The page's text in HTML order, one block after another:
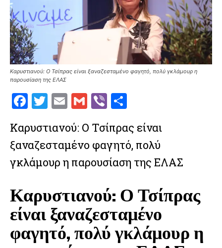
Καρυστιανού: Ο Τσίπρας είναι ξαναζεσταμένο φαγητό, πολύ γκλάμουρ η
παρουσίαση της ΕΛΑΣ
F
ce
b
o
k
T
it
te
r
E
ai
l
G
ai
l
V
er ar
e
Καρυστιανού: Ο Τσίπρας είναι
ξαναζεσταμένο φαγητό, πολύ
γκλάμουρ η παρουσίαση της ΕΛΑΣ
Καρυστιανού: Ο Τσίπρας
είναι ξαναζεσταμένο
φαγητό, πολύ γκλάμουρ η